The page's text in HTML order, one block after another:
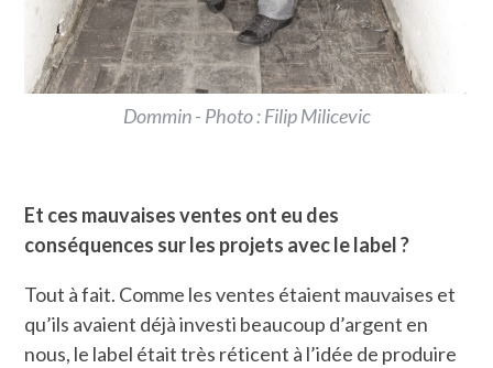
Dommin - Photo : Filip Milicevic
Et ces mauvaises ventes ont eu des
conséquences sur les projets avec le label ?
Tout à fait. Comme les ventes étaient mauvaises et
qu’ils avaient déjà investi beaucoup d’argent en
nous, le label était très réticent à l’idée de produire